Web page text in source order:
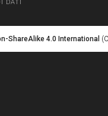
DATI
ShareAlike 4.0 International